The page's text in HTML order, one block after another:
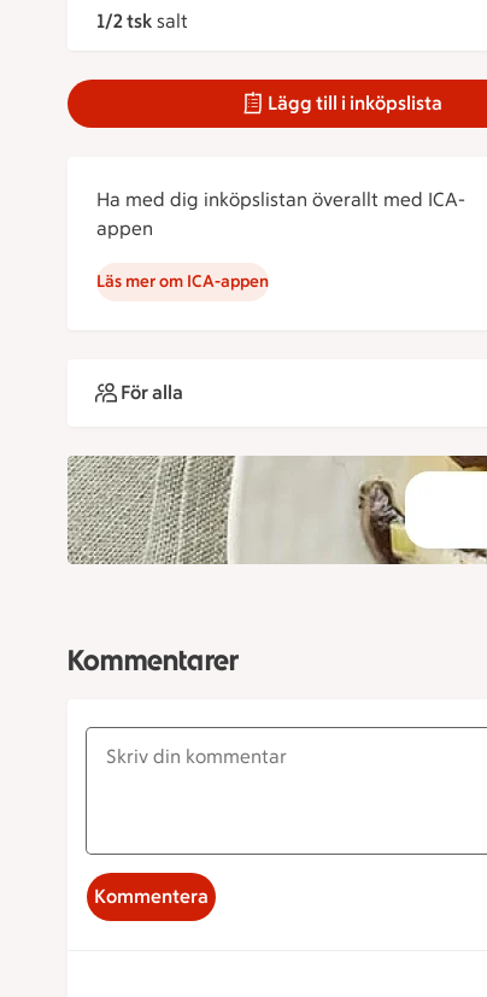
1/2 tsk salt
Lägg till i inköpslista
Ha med dig inköpslistan överallt med ICA-
appen
Läs mer om ICA-appen
För alla
Kommentarer
Kommentera